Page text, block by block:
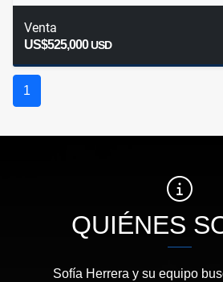
Venta
US$525,000USD
1
QUIÉNES
Sofía Herrera y su equipo